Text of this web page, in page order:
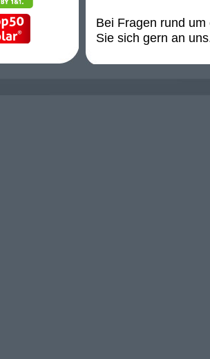
Bei Fragen rund
Sie sich gern an